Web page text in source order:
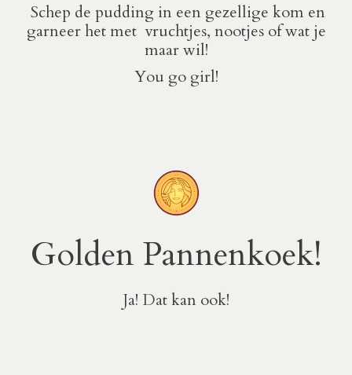
Schep de pudding in een gezellige kom en
garneer het met vruchtjes, nootjes of wat je
maar wil!
You go girl!
Golden Pannenkoek!
Ja! Dat kan ook!